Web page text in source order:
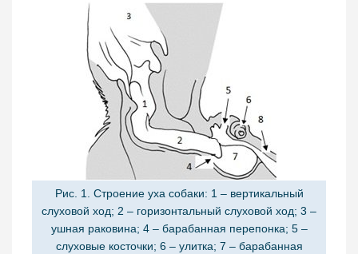
Рис. 1. Строение уха собаки: 1 – вертикальный
слуховой ход; 2 – горизонтальный слуховой ход; 3 –
ушная раковина; 4 – барабанная перепонка; 5 –
слуховые косточки; 6 – улитка; 7 – барабанная